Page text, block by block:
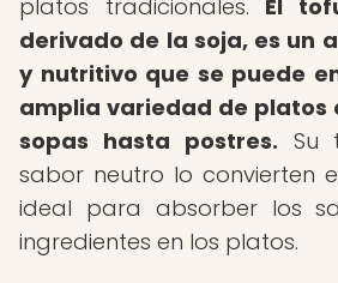
platos tradicionales. El
derivado de la soja, es un
y nutritivo que se puede
amplia variedad de platos
sopas hasta postres. Su
sabor neutro lo convierten
ideal para absorber los
ingredientes en los platos.